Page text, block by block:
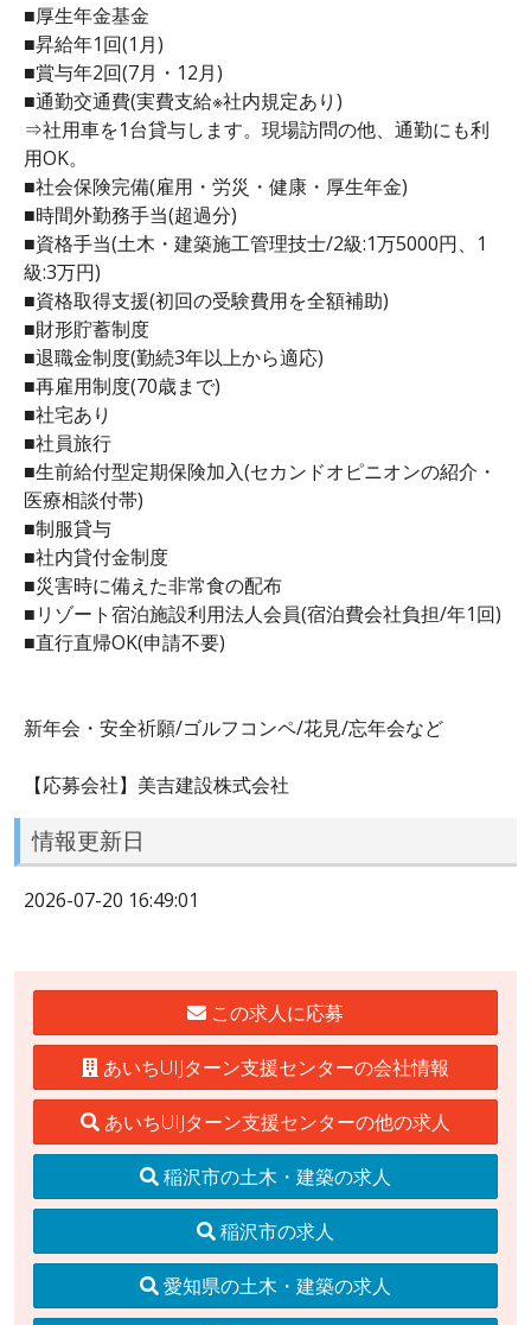
■厚生年金基金
■昇給年1回(1月)
■賞与年2回(7月・12月)
■通勤交通費(実費支給※社内規定あり)
⇒社用車を1台貸与します。現場訪問の他、通勤にも利
用OK。
■社会保険完備(雇用・労災・健康・厚生年金)
■時間外勤務手当(超過分)
■資格手当(土木・建築施工管理技士/2級:1万5000円、1
級:3万円)
■資格取得支援(初回の受験費用を全額補助)
■財形貯蓄制度
■退職金制度(勤続3年以上から適応)
■再雇用制度(70歳まで)
■社宅あり
■社員旅行
■生前給付型定期保険加入(セカンドオピニオンの紹介・
医療相談付帯)
■制服貸与
■社内貸付金制度
■災害時に備えた非常食の配布
■リゾート宿泊施設利用法人会員(宿泊費会社負担/年1回)
■直行直帰OK(申請不要)
新年会・安全祈願/ゴルフコンペ/花見/忘年会など
【応募会社】美吉建設株式会社
情報更新日
2026-07-20 16:49:01
この求人に応募
あいちUIJターン支援センターの会社情報
あいちUIJターン支援センターの他の求人
稲沢市の土木・建築の求人
稲沢市の求人
愛知県の土木・建築の求人